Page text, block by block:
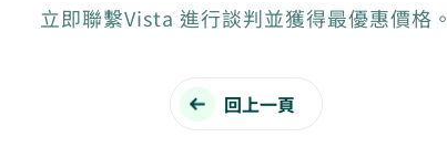
立即聯繫Vista 進行談判並獲得最優惠價格。
回上一頁